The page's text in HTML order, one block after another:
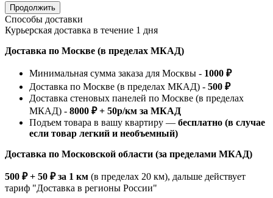
Продолжить
Способы доставки
Курьерская доставка в течение 1 дня
Доставка по Москве (в пределах МКАД)
Минимальная сумма заказа для Москвы - 1000 ₽
Доставка по Москве (в пределах МКАД) - 500 ₽
Доставка стеновых панелей по Москве (в пределах
МКАД) - 8000 ₽ + 50р/км за МКАД
Подъем товара в вашу квартиру — бесплатно (в случае
если товар легкий и необъемный)
Доставка по Московской области (за пределами МКАД)
500 ₽ + 50 ₽ за 1 км (в пределах 20 км), дальше действует
тариф "Доставка в регионы России"